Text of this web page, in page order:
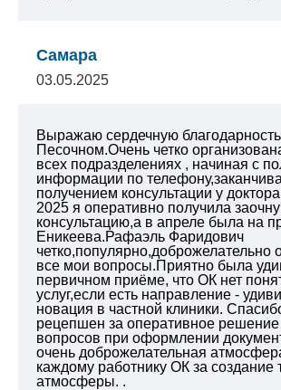
Самара
03.05.2025
Выражаю сердечную
Песочном.Очень четко
всех подразделениях , начиная с
информации по
получением консультации у
2025 я оперативно получила
консультацию,а в апреле была на
Еникеева.Рафаэль Фаридович
четко,популярно,доброжелательно
все мои вопросы.Приятно была
первичном приёме, что ОК нет
услуг,если есть направление -
новация в частной клиники.
рецепшен за оперативное
вопросов при оформлении
очень доброжелательная
каждому работнику ОК за создание
атмосферы. .